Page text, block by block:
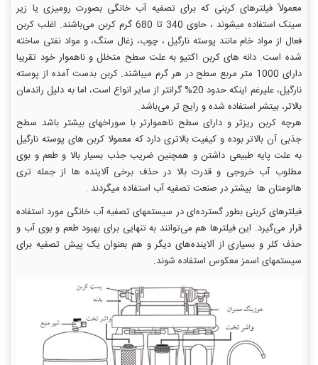
معمولاً فیلترهای کربنی که برای تصفیه آب خانگی بصورت رومیزی یا زیر
سینک استفاده میشوند ، حاوی 340 تا 680 گرم کربن می‌باشند. اغلب کربن
فعال از مواد خام مانند پوسته نارگیل ، چوب، زغال سنگ، و مواد نفتی ساخته
شده است. دانه های کربن اکتیو به علت سطح متخلل و ناهموار خود تقریبا
دارای 1000 متر مربع سطح در هر گرم میباشند. کربن بدست آمده از پوسته
نارگیل، علیرغم اینکه حدود 20% گرانتر از سایر انواع است، اما به دلیل راندمان
بالاتر، بیتشر استفاده شده و رایج تر می‌باشد.
هرچه کربن ریزتر و دارای سطح ناهموارتر با سوراخهای بیشتر باشد سطح
جذبی آن بالاتر بوده و کیفیت بالاتری دارد که معمولا کربن های پوسته نارگیل
به علت پایه طبیعی داشتن و همچنین ضریب جذب بسیار بالا و طعم و بوی
مطلوب آب خروجی و قدرت بالا در حذف برخی آلاینده ها از جمله تری
هالومتان ها بیشتر در صنعت تصفیه آب استفاده میگردند .
فیلترهای کربنی بطور گسترده‌ای در سیستمهای تصفیه آب خانگی مورد استفاده
قرار می‌گیرد. این فیلترها هم می‌توانند به تنهایی برای بهبود طعم و بوی آب و
حذف کلر و بسیاری از آلاینده‌های دیگر و هم بعنوان یک پیش تصفیه برای
سیستمهای اسمز معکوس استفاده شوند.